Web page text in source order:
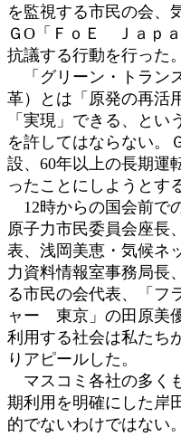
を監視する市民の会、
ＧО「ＦｏＥ Ｊａｐ
抗議する行動を行った。
「グリーン・トラン
革）とは「原発の再活
「実現」できる、と
を許してはならない。
設、60年以上の長期運
ったことにしようとす
12時からの国会前で
原子力市民委員会座長
表、浅岡美恵・気候ネ
力資料情報室事務局長
る市民の会代表、「
ャー 東京」の田原美
利用する社会は私たち
りアピールした。
マスコミ各社の多く
期利用を明確にした岸
的でないわけではない